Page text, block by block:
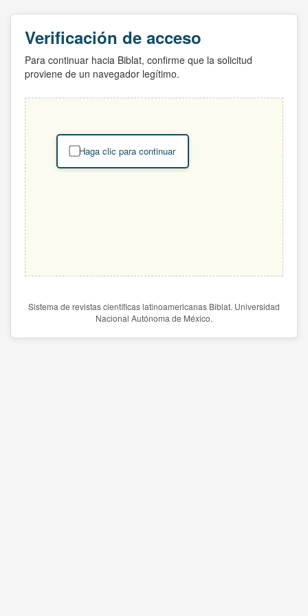
Verificación de acceso
Para continuar hacia Biblat, confirme que la solicitud
proviene de un navegador legítimo.
Haga clic para continuar
Sistema de revistas científicas latinoamericanas Biblat. Universidad
Nacional Autónoma de México.